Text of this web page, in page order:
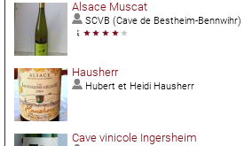
Alsace Muscat
SCVB (Cave de Bestheim-Bennwihr)
Hausherr
Hubert et Heidi Hausherr
Cave vinicole Ingersheim